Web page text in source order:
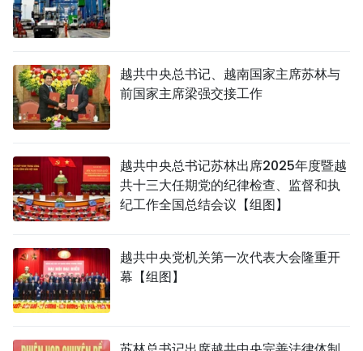
ENGLISH
РУССКИЙ
ESPAÑOL
越共中央总书记、越南国家主席苏林与
前国家主席梁强交接工作
越共中央总书记苏林出席2025年度暨越
共十三大任期党的纪律检查、监督和执
纪工作全国总结会议【组图】
越共中央党机关第一次代表大会隆重开
幕【组图】